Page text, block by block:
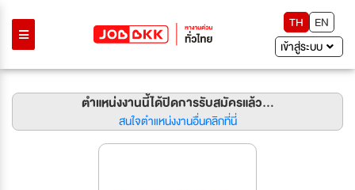
TH
EN
เข้าสู่ระบบ
ตำแหน่งงานนี้ได้ปิดการรับสมัครแล้ว...
สนใจตำแหน่งงานอื่นคลิกที่นี่